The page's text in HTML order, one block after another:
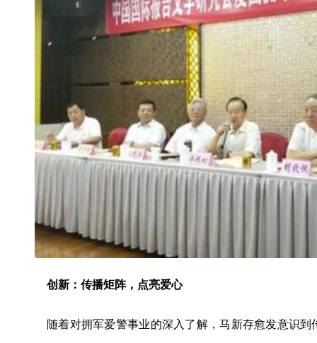
创新：传播矩阵，点亮爱心
随着对拥军爱警事业的深入了解，马新存愈发意识